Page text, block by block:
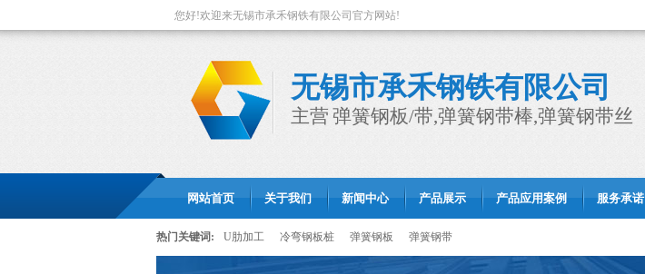
您好!欢迎来无锡市承禾钢铁有限公司官方网站!
无锡市承禾钢铁有限公司
主营 弹簧钢板/带,弹簧钢带棒,弹簧钢带丝
网站首页 关于我们 新闻中心 产品展示 产品应用案例 服务承诺
热门关键词: U肋加工 冷弯钢板桩 弹簧钢板 弹簧钢带